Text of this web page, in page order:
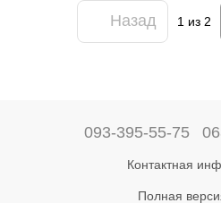
Назад 1 из 2
093-395-55-75
Контактная
Полная